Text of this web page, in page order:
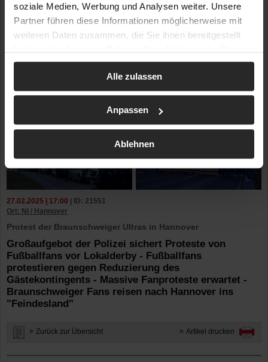
soziale Medien, Werbung und Analysen weiter. Unsere
Partner führen diese Informationen möglicherweise mit
weiteren Daten zusammen, die Sie ihnen bereitgestellt
gesammelt haben.
Alle zulassen
Anpassen
Ablehnen
27.02.2025 | 17:00 | ID: 21551
Ort: NI / Hannover
Protest der Braunschweiger Ultras in Hannover
Großaufgebot der Polizei sichert Proteste von
Fußballfans vor Lokalderby - Fußballfans
protestieren gegen Reduzierung des
Gästekontingents - Massive Fanproteste erwartet -
Braunschweiger Fans reisen nach Hannover ins
"Feindesland"
Zurück zur Übersicht Artikel drucken